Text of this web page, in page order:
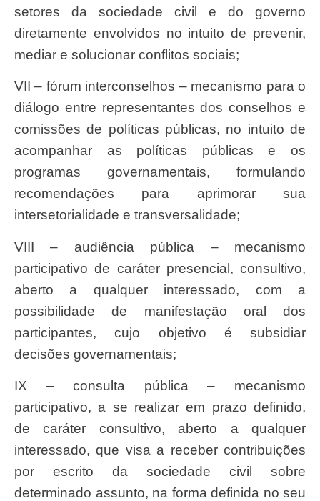
setores da sociedade civil e do governo
diretamente envolvidos no intuito de prevenir,
mediar e solucionar conflitos sociais;
VII – fórum interconselhos – mecanismo para o
diálogo entre representantes dos conselhos e
comissões de políticas públicas, no intuito de
acompanhar as políticas públicas e os
programas governamentais, formulando
recomendações para aprimorar sua
intersetorialidade e transversalidade;
VIII – audiência pública – mecanismo
participativo de caráter presencial, consultivo,
aberto a qualquer interessado, com a
possibilidade de manifestação oral dos
participantes, cujo objetivo é subsidiar
decisões governamentais;
IX – consulta pública – mecanismo
participativo, a se realizar em prazo definido,
de caráter consultivo, aberto a qualquer
interessado, que visa a receber contribuições
por escrito da sociedade civil sobre
determinado assunto, na forma definida no seu